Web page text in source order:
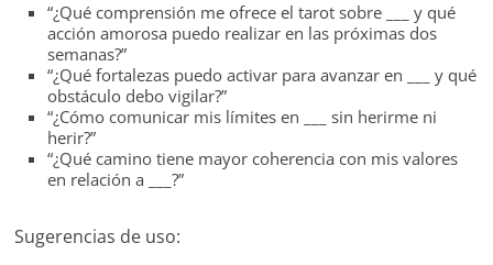
“¿Qué comprensión me ofrece el tarot sobre ___ y qué
acción amorosa puedo realizar en las próximas dos
semanas?”
“¿Qué fortalezas puedo activar para avanzar en ___ y qué
obstáculo debo vigilar?”
“¿Cómo comunicar mis límites en ___ sin herirme ni
herir?”
“¿Qué camino tiene mayor coherencia con mis valores
en relación a ___?”
Sugerencias de uso: